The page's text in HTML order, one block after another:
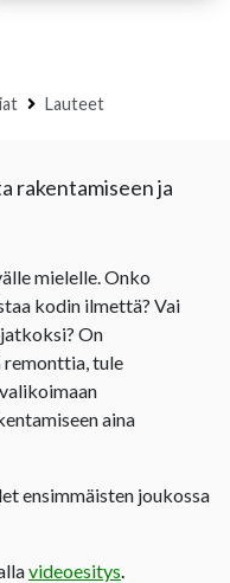
Lauteet
rakentamiseen ja
mielelle. Onko
kodin ilmettä? Vai
On
remonttia, tule
aina
ensimmäisten joukossa
videoesitys